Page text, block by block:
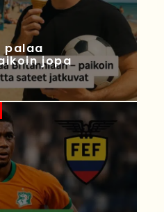
palaa
jopa